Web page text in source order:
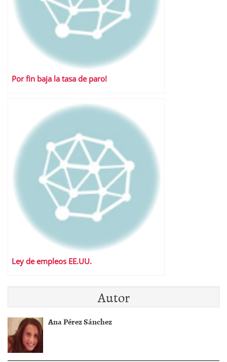
Por fin baja la tasa de paro!
Ley de empleos EE.UU.
Autor
Ana Pérez Sánchez